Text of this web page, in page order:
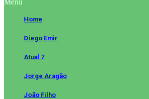
Menu
Home
Diego Emir
Atual 7
Jorge Aragão
João Filho